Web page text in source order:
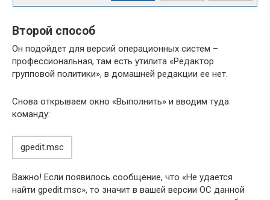
Второй способ
Он подойдет для версий операционных систем –
профессиональная, там есть утилита «Редактор
групповой политики», в домашней редакции ее нет.
Снова открываем окно «Выполнить» и вводим туда
команду:
gpedit.msc
Важно! Если появилось сообщение, что «Не удается
найти gpedit.msc», то значит в вашей версии ОС данной